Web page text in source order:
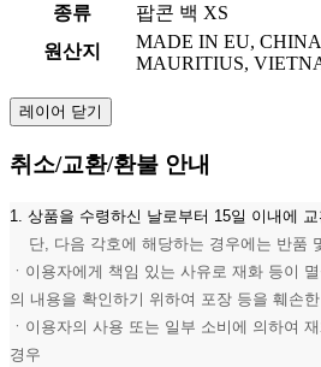
종류
팝콘 백 XS
원산지
MADE IN EU,
MAURITIUS,
레이어 닫기
취소/교환/환불 안내
1. 상품을 수령하신 날로부터 15일 이내에
단, 다음 각호에 해당하는 경우에는 반품
ㆍ이용자에게 책임 있는 사유로 재화 등이
의 내용을 확인하기 위하여 포장 등을 훼손
ㆍ이용자의 사용 또는 일부 소비에 의하여
경우